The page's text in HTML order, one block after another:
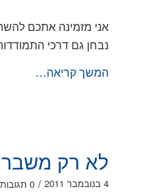
אני מזמינה אתכם
נבחן גם דרכי
המשך קריאה…
לא רק
4 בנובמבר 2011 / 0 תגובות